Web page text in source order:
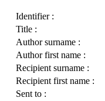
Identifier :
Title :
Author surname :
Author first name :
Recipient surname :
Recipient first name :
Sent to :